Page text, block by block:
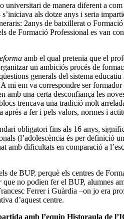
de manera diferent a
als dotze anys i seria
2anys de batxillerat o
Formació Professional es van
amb el qual pretenia que el
un ambiciós procés de
generals del sistema
mi em va correspondre ser
una certa desconfiança les
trencava una tradició molt
après a fer i pels valors, normes i
obligatori fins als 16 anys,
(l’adolescència és per definició
dificultats en comparació a
BUP, perquè els centres de
que no podien fer el BUP, alumnes
Ferrer i Guàrdia –on jo era
d’aquest centre.
amb l’equip Historaula de